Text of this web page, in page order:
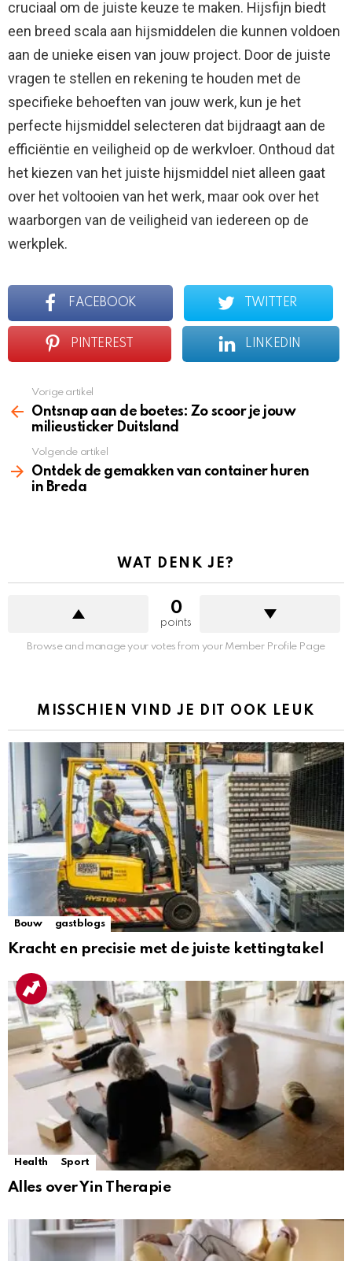
cruciaal om de juiste keuze te maken. Hijsfijn biedt
een breed scala aan hijsmiddelen die kunnen voldoen
aan de unieke eisen van jouw project. Door de juiste
vragen te stellen en rekening te houden met de
specifieke behoeften van jouw werk, kun je het
perfecte hijsmiddel selecteren dat bijdraagt aan de
efficiëntie en veiligheid op de werkvloer. Onthoud dat
het kiezen van het juiste hijsmiddel niet alleen gaat
over het voltooien van het werk, maar ook over het
waarborgen van de veiligheid van iedereen op de
werkplek.
FACEBOOK TWITTER
PINTEREST LINKEDIN
more
Vorige artikel
Ontsnap aan de boetes: Zo scoor je jouw
milieusticker Duitsland
Volgende artikel
Ontdek de gemakken van container huren
in Breda
WAT DENK JE?
0
points
Browse and manage your votes from your Member Profile Page
MISSCHIEN VIND JE DIT OOK LEUK
Bouw gastblogs
Kracht en precisie met de juiste kettingtakel
Health Sport
Alles over Yin Therapie